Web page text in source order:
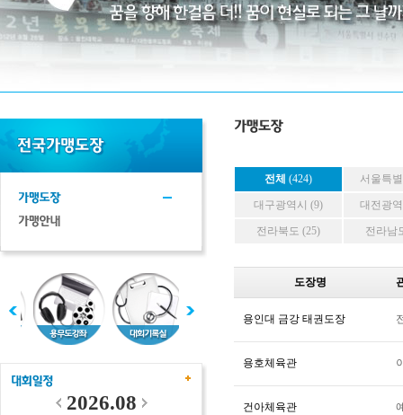
2026.08
전체 (424) 서울특
대구광역시 (9) 대전광
전라북도 (25) 전라남
도장명
용인대 금강 태권도장
용호체육관
건아체육관